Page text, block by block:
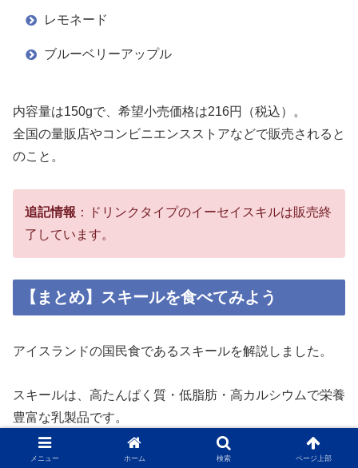
レモネード
ブルーベリーアップル
内容量は150gで、希望小売価格は216円（税込）。
全国の量販店やコンビニエンスストアなどで販売されると
のこと。
追記情報 ：ドリンクタイプのイーセイスキルは販売終
了しています。
【まとめ】スキールを食べてみよう
アイスランドの国民食であるスキールを解説しました。
スキールは、高たんぱく質・低脂肪・高カルシウムで栄養
豊富な乳製品です。
栄養豊富でありながら、低カロリーでもあります。
メニュー ホーム 検索 ページ上部